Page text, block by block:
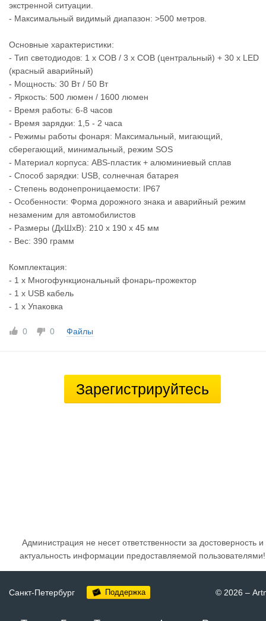
экстренной ситуации.
- Максимальный видимый диапазон: >500 метров.
Основные характеристики:
- Тип светодиодов: 1 х COB / 3 x COB (центральный) + 30 х LED
(красный аварийный)
- Мощность: 30 Вт / 50 Вт
- Яркость: 500 люмен / 1600 люмен
- Время работы: 6-8 часов
- Время зарядки: 1,5 - 2 часа
- Режимы работы фонаря: Максимальный, мигающий,
сберегающий, минимальный, режим SOS
- Материал корпуса: ABS-пластик + алюминиевый сплав
- Способ зарядки: USB, солнечная батарея
- Степень водонепроницаемости: IP67
- Особенности: Форма дорожного знака и аварийный режим
незаменим для автомобилистов
- Размеры (ДхШхВ): 210 х 190 х 45 мм
- Вес: 390 грамм
Комплектация:
- 1 х Многофункциональный фонарь-прожектор
- 1 х USB кабель
- 1 х Упаковка
0 0 Файлы
Зарегистрируйтесь
Администрация не несет ответственности за достоверность и
актуальность информации предоставляемой пользователями!
Санкт-Петербург Поддержка © 2026 –